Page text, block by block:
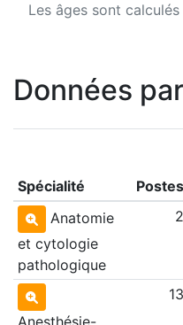
Les âges sont
Données
Spécialité Postes
Anatomie
et cytologie
pathologique
2
Anesthésie-
13